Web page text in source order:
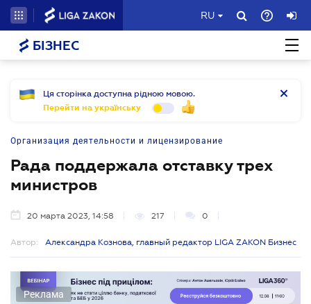
RU
БІЗНЕС
Ця сторінка доступна рідною мовою.
Перейти на українську
Организация деятельности и лицензирование
Рада поддержала отставку трех
министров
20 марта 2023, 14:58 217 0
Автор: Александра Кознова, главный редактор LIGA ZAKON Бизнес
Реклама